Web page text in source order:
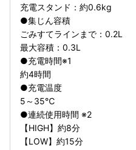
充電スタンド：約0.6kg
●集じん容積
ごみすてラインまで：0.2L
最大容積：0.3L
●充電時間※1
約4時間
●充電温度
5～35℃
●連続使用時間 ※2
【HIGH】約8分
【LOW】約15分